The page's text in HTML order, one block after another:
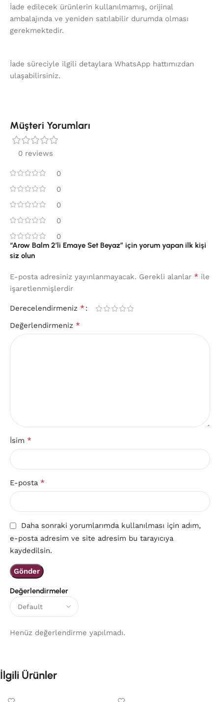
İade edilecek ürünlerin kullanılmamış, orijinal
ambalajında ve yeniden satılabilir durumda olması
gerekmektedir.
İade süreciyle ilgili detaylara WhatsApp hattımızdan
ulaşabilirsiniz.
Müşteri Yorumları
0 reviews
0
0
0
0
0
Değerlendirmeler
Henüz değerlendirme yapılmadı.
“Arow Balm 2’li Emaye Set Beyaz” için yorum yapan ilk kişi
siz olun
E-posta adresiniz yayınlanmayacak. Gerekli alanlar * ile
işaretlenmişlerdir
Derecelendirmeniz *
Değerlendirmeniz *
İsim *
E-posta *
Daha sonraki yorumlarımda kullanılması için adım,
e-posta adresim ve site adresim bu tarayıcıya
kaydedilsin.
İlgili Ürünler